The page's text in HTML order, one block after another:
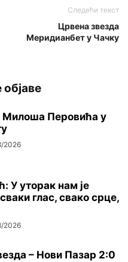
Следећи текст
Црвена звезда
Меридианбет у Чачку
Милоша Перовића у
2026
У уторак нам је
глас, свако срце,
2026
– Нови Пазар 2:0